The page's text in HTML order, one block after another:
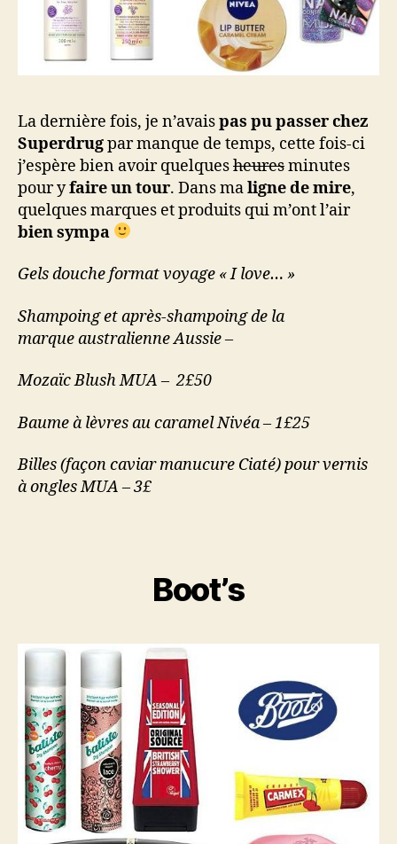
La dernière fois, je n’avaispas pu passer chez
Superdrugpar manque de temps, cette fois-ci
j’espère bien avoir quelquesheuresminutes
pour yfaire un tour. Dans maligne de mire,
quelques marques et produits qui m’ont l’air
bien sympa
Gels douche format voyage « I love… »
Shampoing et après-shampoing de la
marque australienne Aussie –
Mozaïc Blush MUA – 2£50
Baume à lèvres au caramel Nivéa – 1£25
Billes (façon caviar manucure Ciaté) pour vernis
à ongles MUA – 3£
Boot’s